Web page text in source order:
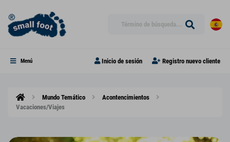
Menú Inicio de sesión Registro nuevo cliente
Mundo Temático
Acontencimientos
Vacaciones/Viajes